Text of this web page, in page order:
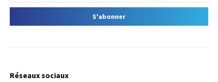
Réseaux sociaux